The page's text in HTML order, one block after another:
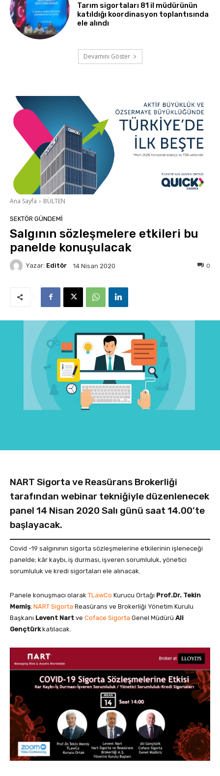
Tarım sigortaları 81 il müdürünün
katıldığı koordinasyon toplantısında
ele alındı
Devamını Göster